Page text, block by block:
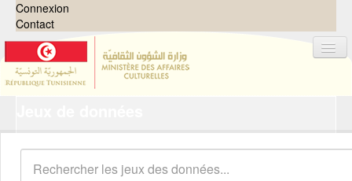
Connexion
Contact
Organisations
Groupes